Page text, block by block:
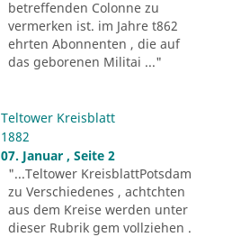
betreffenden Colonne zu
vermerken ist. im Jahre t862
ehrten Abonnenten , die auf
das geborenen Militai ..."
Teltower Kreisblatt
1882
07. Januar , Seite 2
"...Teltower KreisblattPotsdam
zu Verschiedenes , achtchten
aus dem Kreise werden unter
dieser Rubrik gem vollziehen .